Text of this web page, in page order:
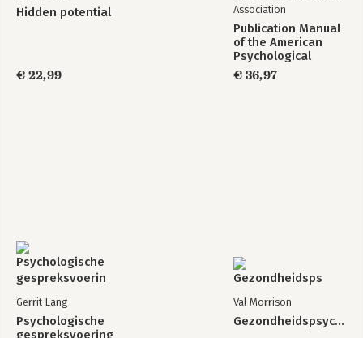
Hidden potential
€ 22,99
Association
Publication Manual
of the American
Psychological
Association 2020
€ 36,97
Gerrit Lang
Psychologische
gespreksvoering
Val Morrison
Gezondheidspsychologie